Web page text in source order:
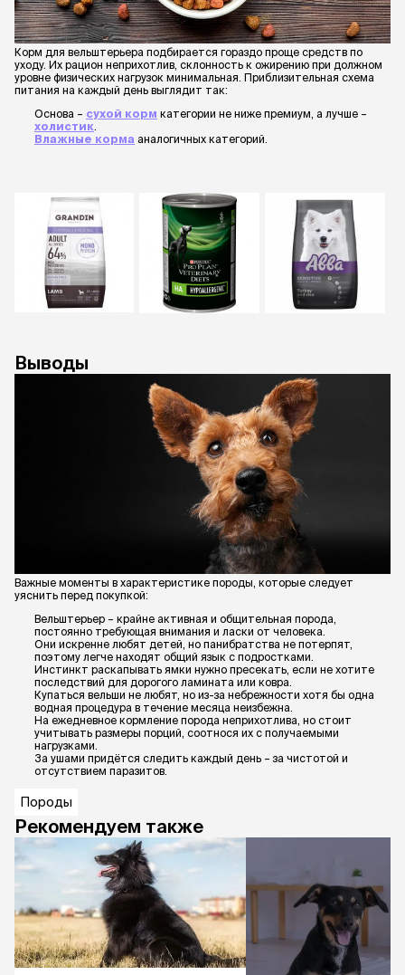
Корм для вельштерьера подбирается гораздо проще средств по
уходу. Их рацион неприхотлив, склонность к ожирению при должном
уровне физических нагрузок минимальная. Приблизительная схема
питания на каждый день выглядит так:
Основа – сухой корм категории не ниже премиум, а лучше –
холистик
Влажные корма аналогичных категорий.
Выводы
Важные моменты в характеристике породы, которые следует
уяснить перед покупкой:
Вельштерьер – крайне активная и общительная порода,
постоянно требующая внимания и ласки от человека.
Они искренне любят детей, но панибратства не потерпят,
поэтому легче находят общий язык с подростками.
Инстинкт раскапывать ямки нужно пресекать, если не хотите
последствий для дорогого ламината или ковра.
Купаться вельши не любят, но из-за небрежности хотя бы одна
водная процедура в течение месяца неизбежна.
На ежедневное кормление порода неприхотлива, но стоит
учитывать размеры порций, соотнося их с получаемыми
нагрузками.
За ушами придётся следить каждый день – за чистотой и
отсутствием паразитов.
Породы
Рекомендуем также